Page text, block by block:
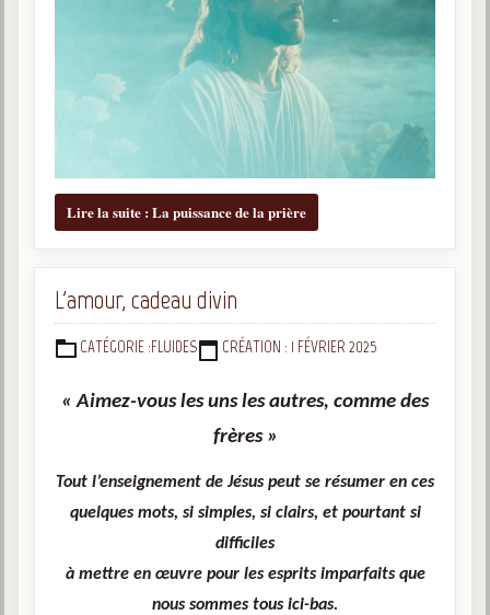
Lire la suite : La puissance de la prière
L'amour, cadeau divin
DÉTAILSCATÉGORIE :FLUIDES CRÉATION : 1 FÉVRIER 2025
« Aimez-vous les uns les autres, comme des
frères »
Tout l’enseignement de Jésus peut se résumer en ces
quelques mots, si simples, si clairs, et pourtant si
difficiles
à mettre en œuvre pour les esprits imparfaits que
nous sommes tous ici-bas.